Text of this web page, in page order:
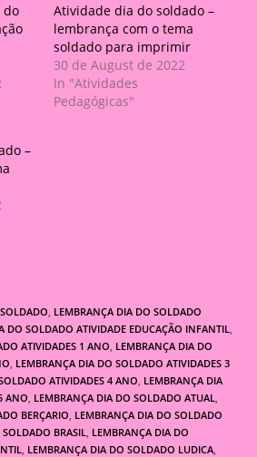
do
Atividade dia do soldado –
lembrança com o tema
soldado para imprimir
30 de August de 2022
In "Atividades
Pedagógicas"
–
LEMBRANÇA DIA DO SOLDADO
DO SOLDADO ATIVIDADE EDUCAÇÃO INFANTIL
ATIVIDADES 1 ANO LEMBRANÇA DIA DO
LEMBRANÇA DIA DO SOLDADO ATIVIDADES 3
ATIVIDADES 4 ANO LEMBRANÇA DIA
ANO LEMBRANÇA DIA DO SOLDADO ATUAL
BERÇARIO LEMBRANÇA DIA DO SOLDADO
BRASIL LEMBRANÇA DIA DO
LEMBRANÇA DIA DO SOLDADO LUDICA